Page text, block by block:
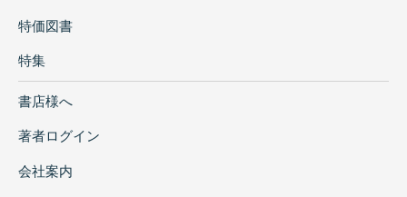
特価図書
特集
書店様へ
著者ログイン
会社案内